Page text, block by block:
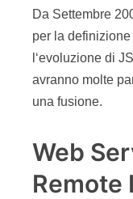
Da Settembre
per la
l‘evoluzione di
avranno molte
una fusione.
Web
Remote